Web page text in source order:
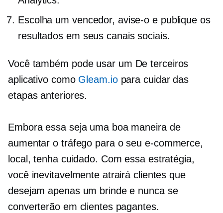
Escolha um vencedor, avise-o e publique os
resultados em seus canais sociais.
Você também pode usar um De terceiros
aplicativo como Gleam.iopara cuidar das
etapas anteriores.
Embora essa seja uma boa maneira de
aumentar o tráfego para o seu e-commerce,
local, tenha cuidado. Com essa estratégia,
você inevitavelmente atrairá clientes que
desejam apenas um brinde e nunca se
converterão em clientes pagantes.